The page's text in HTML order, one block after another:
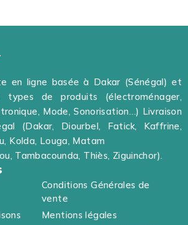
en ligne basée à Dakar (Sénégal) et
types de produits (électroménager,
Mode, Sonorisation…) Livraison
(Dakar, Diourbel, Fatick, Kaffrine,
Kolda, Louga, Matam
Tambacounda, Thiès, Ziguinchor).
Conditions Générales de
vente
Mentions légales